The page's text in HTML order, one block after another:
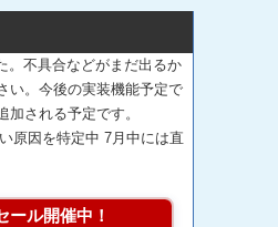
。不具合などがまだ出るか
い。今後の実装機能予定で
される予定です。
原因を特定中 7月中には直
ール開催中！